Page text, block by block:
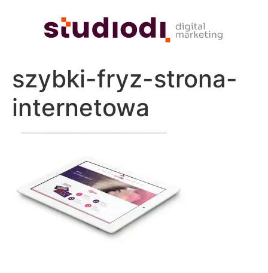
szybki-fryz-strona-
internetowa